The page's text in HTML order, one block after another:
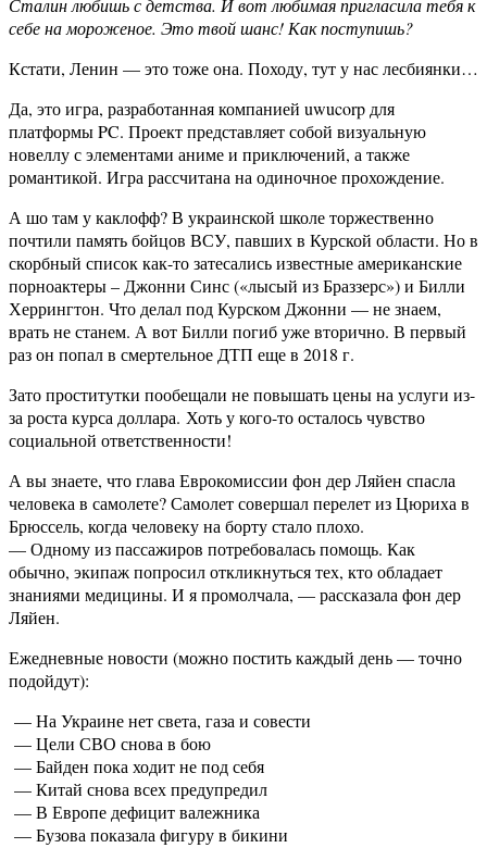
Сталин любишь с детства. И вот любимая пригласила тебя к
себе на мороженое. Это твой шанс! Как поступишь?
Кстати, Ленин — это тоже она. Походу, тут у нас лесбиянки…
Да, это игра, разработанная компанией uwucorp для
платформы PC. Проект представляет собой визуальную
новеллу с элементами аниме и приключений, а также
романтикой. Игра рассчитана на одиночное прохождение.
А шо там у каклофф? В украинской школе торжественно
почтили память бойцов ВСУ, павших в Курской области. Но в
скорбный список как-то затесались известные американские
порноактеры – Джонни Синс («лысый из Браззерс») и Билли
Херрингтон. Что делал под Курском Джонни — не знаем,
врать не станем. А вот Билли погиб уже вторично. В первый
раз он попал в смертельное ДТП еще в 2018 г.
Зато проститутки пообещали не повышать цены на услуги из-
за роста курса доллара. Хоть у кого-то осталось чувство
социальной ответственности!
А вы знаете, что глава Еврокомиссии фон дер Ляйен спасла
человека в самолете? Самолет совершал перелет из Цюриха в
Брюссель, когда человеку на борту стало плохо.
— Одному из пассажиров потребовалась помощь. Как
обычно, экипаж попросил откликнуться тех, кто обладает
знаниями медицины. И я промолчала, — рассказала фон дер
Ляйен.
Ежедневные новости (можно постить каждый день — точно
подойдут):
— На Украине нет света, газа и совести
— Цели СВО снова в бою
— Байден пока ходит не под себя
— Китай снова всех предупредил
— В Европе дефицит валежника
— Бузова показала фигуру в бикини